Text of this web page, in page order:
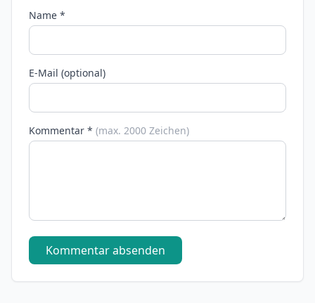
Name *
E-Mail (optional)
Kommentar * (max. 2000 Zeichen)
Kommentar absenden